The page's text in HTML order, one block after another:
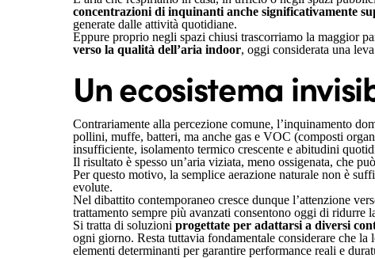
concentrazioni di inquinanti anche significativamente
generate dalle attività quotidiane.
Eppure proprio negli spazi chiusi trascorriamo la maggior
verso la qualità dell’aria indoor, oggi considerata una
Un ecosistema
Contrariamente alla percezione comune, l’inquinamento
pollini, muffe, batteri, ma anche gas e VOC (composti
insufficiente, isolamento termico crescente e abitudini
Il risultato è spesso un’aria viziata, meno ossigenata, che
Per questo motivo, la semplice aerazione naturale non è
evolute.
Nel dibattito contemporaneo cresce dunque l’attenzione
trattamento sempre più avanzati consentono oggi di
Si tratta di soluzioni progettate per adattarsi a diversi
ogni giorno. Resta tuttavia fondamentale considerare che
elementi determinanti per garantire performance reali e